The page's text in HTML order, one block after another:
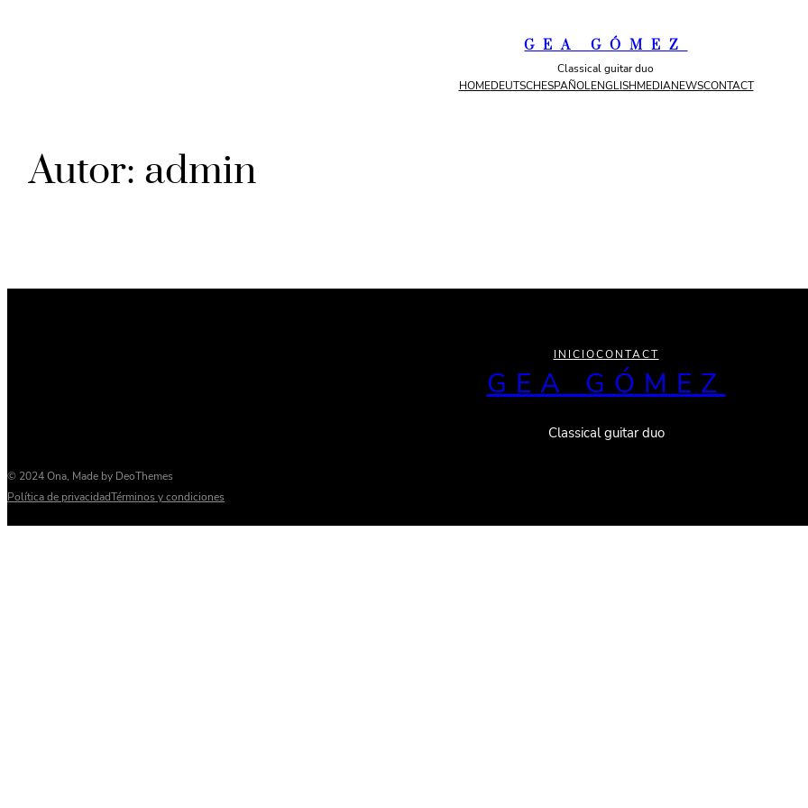
GEA GÓMEZ
Classical guitar duo
HOMEDEUTSCHESPAÑOLENGLISHMEDIANEWSCONTACT
Autor: admin
INICIOCONTACT
GEA GÓMEZ
Classical guitar duo
© 2024 Ona, Made by DeoThemes
Política de privacidadTérminos y condiciones